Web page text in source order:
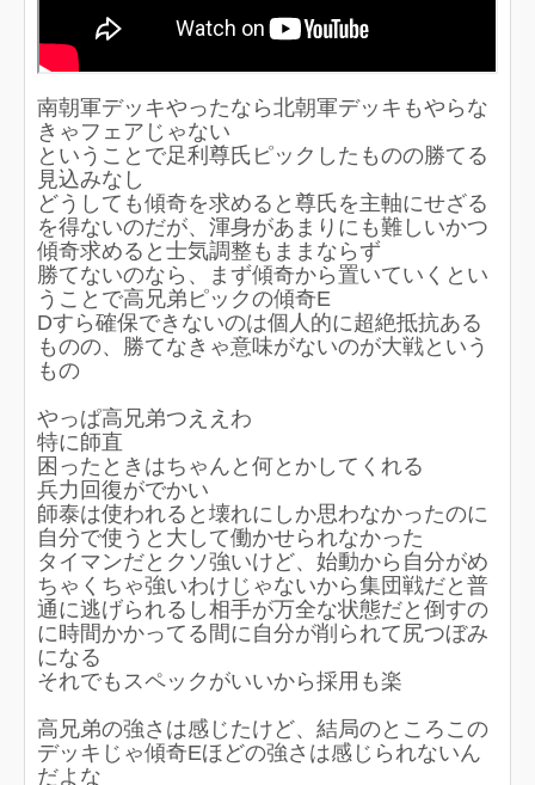
南朝軍デッキやったなら北朝軍デッキもやらな
きゃフェアじゃない
ということで足利尊氏ピックしたものの勝てる
見込みなし
どうしても傾奇を求めると尊氏を主軸にせざる
を得ないのだが、渾身があまりにも難しいかつ
傾奇求めると士気調整もままならず
勝てないのなら、まず傾奇から置いていくとい
うことで高兄弟ピックの傾奇E
Dすら確保できないのは個人的に超絶抵抗ある
ものの、勝てなきゃ意味がないのが大戦という
もの
やっぱ高兄弟つええわ
特に師直
困ったときはちゃんと何とかしてくれる
兵力回復がでかい
師泰は使われると壊れにしか思わなかったのに
自分で使うと大して働かせられなかった
タイマンだとクソ強いけど、始動から自分がめ
ちゃくちゃ強いわけじゃないから集団戦だと普
通に逃げられるし相手が万全な状態だと倒すの
に時間かかってる間に自分が削られて尻つぼみ
になる
それでもスペックがいいから採用も楽
高兄弟の強さは感じたけど、結局のところこの
デッキじゃ傾奇Eほどの強さは感じられないん
だよな